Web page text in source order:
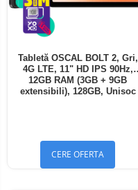
Tabletă OSCAL BOLT 2, Gri,
4G LTE, 11" HD IPS 90Hz,
12GB RAM (3GB + 9GB
extensibili), 128GB, Unisoc
CERE OFERTA